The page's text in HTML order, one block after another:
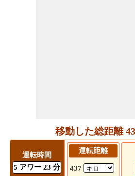
移動した総距離
運転時間
5 アワー 23 分
運転距離
437